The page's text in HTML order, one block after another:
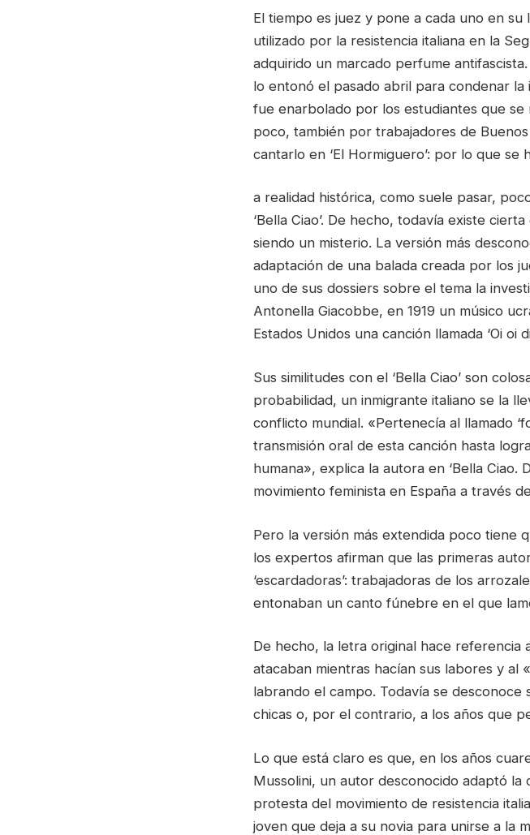
El tiempo es juez y pone a cada uno en
utilizado por la resistencia italiana en la
adquirido un marcado perfume
lo entonó el pasado abril para condenar
fue enarbolado por los estudiantes que se
poco, también por trabajadores de
cantarlo en ‘El Hormiguero’: por lo que se
a realidad histórica, como suele pasar,
‘Bella Ciao’. De hecho, todavía existe
siendo un misterio. La versión más
adaptación de una balada creada por los
uno de sus dossiers sobre el tema la
Antonella Giacobbe, en 1919 un músico
Estados Unidos una canción llamada ‘Oi oi
Sus similitudes con el ‘Bella Ciao’ son
probabilidad, un inmigrante italiano se la
conflicto mundial. «Pertenecía al llamado
transmisión oral de esta canción hasta
humana», explica la autora en ‘Bella
movimiento feminista en España a través
Pero la versión más extendida poco tiene
los expertos afirman que las primeras
‘escardadoras’: trabajadoras de los
entonaban un canto fúnebre en el que
De hecho, la letra original hace referencia
atacaban mientras hacían sus labores y
labrando el campo. Todavía se desconoce
chicas o, por el contrario, a los años que
Lo que está claro es que, en los años
Mussolini, un autor desconocido adaptó
protesta del movimiento de resistencia
joven que deja a su novia para unirse a la